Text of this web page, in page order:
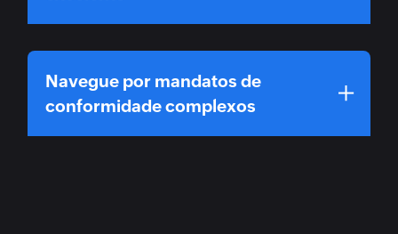
Navegue por mandatos de
conformidade complexos